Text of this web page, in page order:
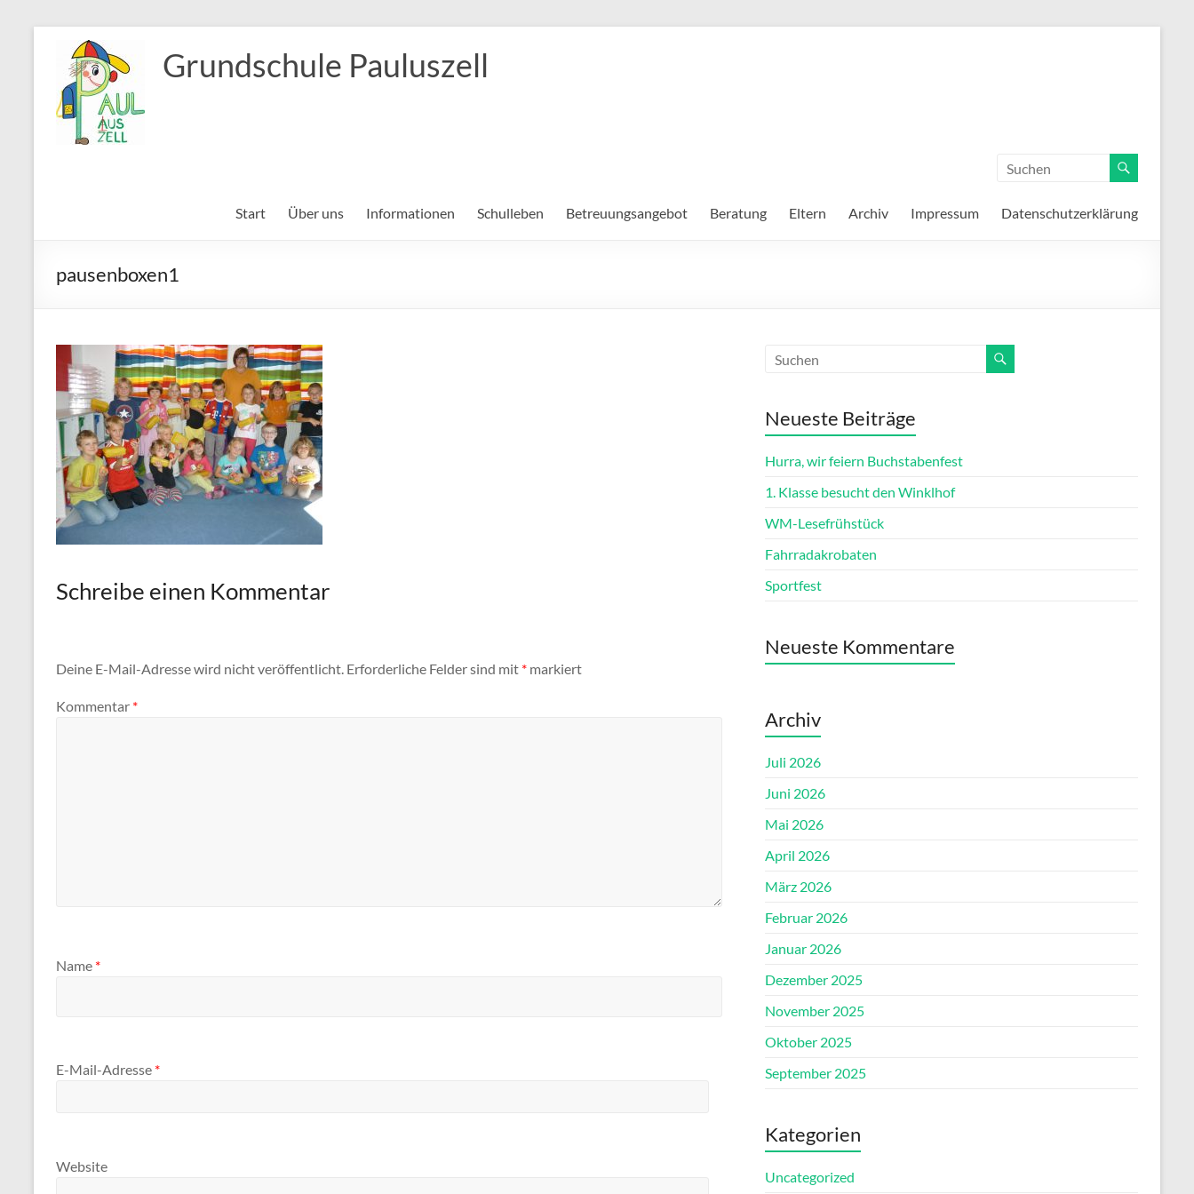
springen
Grundschule Pauluszell
Start Über uns Informationen Schulleben Betreuungsangebot Beratung Eltern Archiv Impressum Datenschutzerklärung
pausenboxen1
Schreibe einen Kommentar
Deine E-Mail-Adresse wird nicht veröffentlicht. Erforderliche Felder sind mit * markiert
Kommentar *
Name *
E-Mail-Adresse *
Website
Neueste Beiträge
Hurra, wir feiern Buchstabenfest
1. Klasse besucht den Winklhof
WM-Lesefrühstück
Fahrradakrobaten
Sportfest
Neueste Kommentare
Archiv
Juli 2026
Juni 2026
Mai 2026
April 2026
März 2026
Februar 2026
Januar 2026
Dezember 2025
November 2025
Oktober 2025
September 2025
Kategorien
Uncategorized